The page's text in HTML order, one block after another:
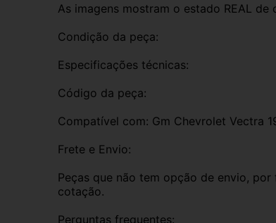
As imagens mostram o estado REAL de
Condição da peça:
Especificações técnicas:
Código da peça:
Compatível com: Gm Chevrolet Vectra
Frete e Envio:
Peças que não tem opção de envio,
cotação.
Perguntas frequentes: